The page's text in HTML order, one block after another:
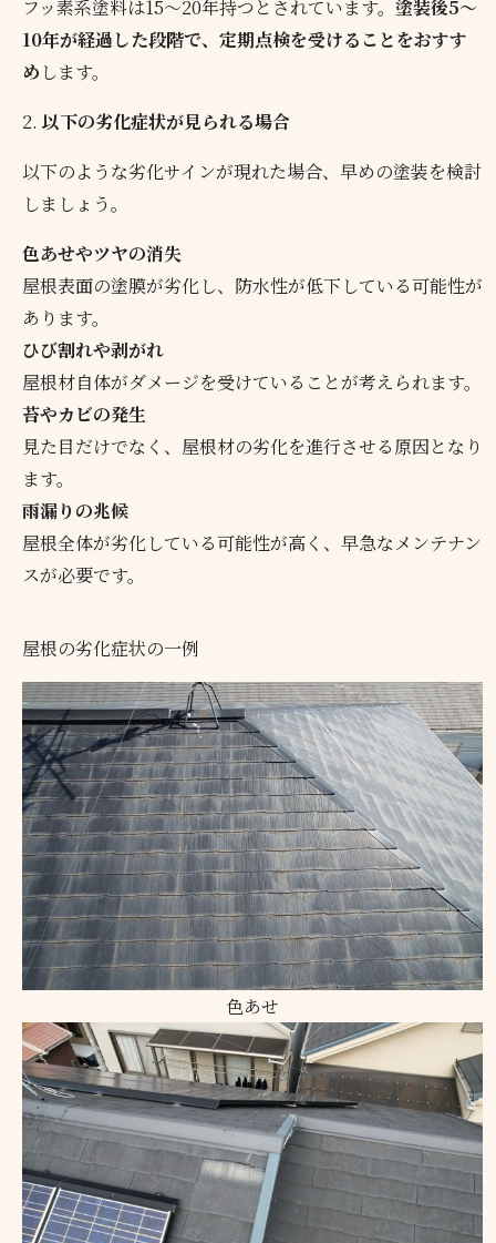
フッ素系塗料は15～20年持つとされています。塗装後5～
10年が経過した段階で、定期点検を受けることをおすす
め します。
2.以下の劣化症状が見られる場合
以下のような劣化サインが現れた場合、早めの塗装を検討
しましょう。
色あせやツヤの消失
屋根表面の塗膜が劣化し、防水性が低下している可能性が
あります。
ひび割れや剥がれ
屋根材自体がダメージを受けていることが考えられます。
苔やカビの発生
見た目だけでなく、屋根材の劣化を進行させる原因となり
ます。
雨漏りの兆候
屋根全体が劣化している可能性が高く、早急なメンテナン
スが必要です。
屋根の劣化症状の一例
色あせ